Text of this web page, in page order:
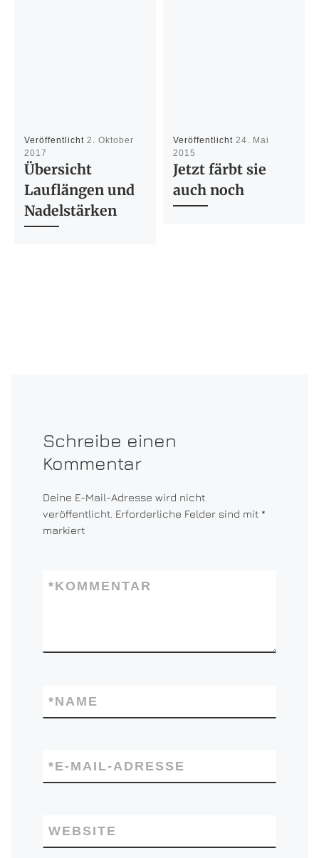
Veröffentlicht2. Oktober
2017
Übersicht
Lauflängen und
Nadelstärken
Veröffentlicht24. Mai
2015
Jetzt färbt sie
auch noch
Schreibe einen
Kommentar
Deine E-Mail-Adresse wird nicht
veröffentlicht. Erforderliche Felder sind mit *
markiert
KOMMENTAR
*
NAME
*
E-MAIL-ADRESSE
*
WEBSITE